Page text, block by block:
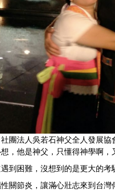
團法人吳若石神父全人發展
，他是神父，只懂得神學啊，
到困難，沒想到的是更大的考
關節炎，讓滿心壯志來到台灣